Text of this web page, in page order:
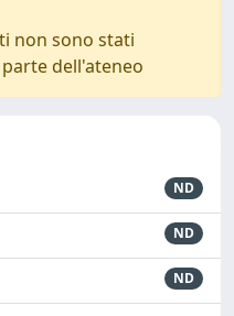
non sono stati
dell'ateneo
ND
ND
ND